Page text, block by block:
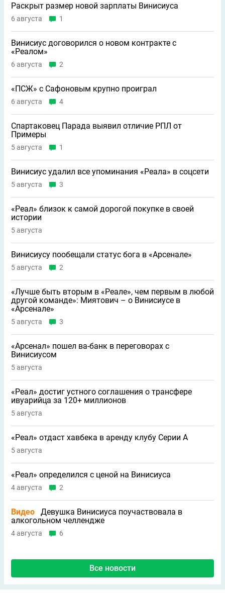
Раскрыт размер новой зарплаты Винисиуса
6 августа 1
Винисиус договорился о новом контракте с
«Реалом»
6 августа 2
«ПСЖ» с Сафоновым крупно проиграл
6 августа 4
Спартаковец Парада выявил отличие РПЛ от
Примеры
5 августа 1
Винисиус удалил все упоминания «Реала» в соцсети
5 августа 3
«Реал» близок к самой дорогой покупке в своей
истории
5 августа
Винисиусу пообещали статус бога в «Арсенале»
5 августа 2
«Лучше быть вторым в «Реале», чем первым в любой
другой команде»: Миятович – о Винисиусе в
«Арсенале»
5 августа 3
«Арсенал» пошел ва-банк в переговорах с
Винисиусом
5 августа
«Реал» достиг устного соглашения о трансфере
ивуарийца за 120+ миллионов
5 августа
«Реал» отдаст хавбека в аренду клубу Серии A
5 августа
«Реал» определился с ценой на Винисиуса
4 августа 2
Видео
Девушка Винисиуса поучаствовала в
алкогольном челлендже
4 августа 6
Все новости